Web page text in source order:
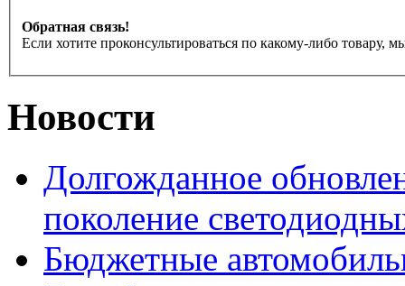
Обратная связь!
Если хотите проконсультироваться по какому-либо товару,
Новости
Долгожданное
поколение
Бюджетные